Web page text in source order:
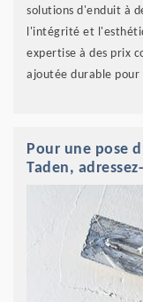
solutions d'enduit à
l'intégrité et
expertise à des prix
ajoutée durable
Pour une pose
Taden,